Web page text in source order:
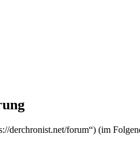
derchronist.net/forum“) (im